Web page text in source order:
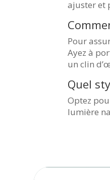
ajuster et
Pour
Ayez à
un clin
Quel
Optez
lumière